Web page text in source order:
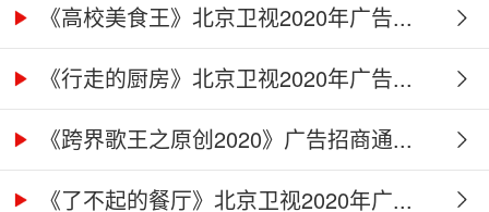
《高校美食王》北京卫视2020年广告...
《行走的厨房》北京卫视2020年广告...
《跨界歌王之原创2020》广告招商通...
《了不起的餐厅》北京卫视2020年广...